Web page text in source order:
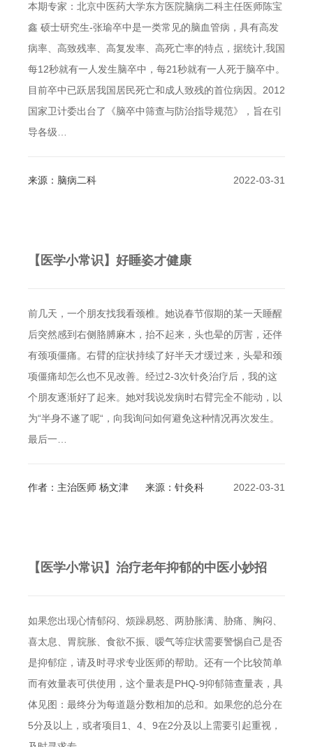
本期专家：北京中医药大学东方医院脑病二科主任医师陈宝
鑫 硕士研究生-张瑜卒中是一类常见的脑血管病，具有高发
病率、高致残率、高复发率、高死亡率的特点，据统计,我国
每12秒就有一人发生脑卒中，每21秒就有一人死于脑卒中。
目前卒中已跃居我国居民死亡和成人致残的首位病因。2012
国家卫计委出台了《脑卒中筛查与防治指导规范》，旨在引
导各级…
2022-03-31
来源：脑病二科
【医学小常识】好睡姿才健康
前几天，一个朋友找我看颈椎。她说春节假期的某一天睡醒
后突然感到右侧胳膊麻木，抬不起来，头也晕的厉害，还伴
有颈项僵痛。右臂的症状持续了好半天才缓过来，头晕和颈
项僵痛却怎么也不见改善。经过2-3次针灸治疗后，我的这
个朋友逐渐好了起来。她对我说发病时右臂完全不能动，以
为“半身不遂了呢“，向我询问如何避免这种情况再次发生。
最后一…
2022-03-31
作者：主治医师 杨文津 来源：针灸科
【医学小常识】治疗老年抑郁的中医小妙招
如果您出现心情郁闷、烦躁易怒、两胁胀满、胁痛、胸闷、
喜太息、胃脘胀、食欲不振、嗳气等症状需要警惕自己是否
是抑郁症，请及时寻求专业医师的帮助。还有一个比较简单
而有效量表可供使用，这个量表是PHQ-9抑郁筛查量表，具
体见图：最终分为每道题分数相加的总和。如果您的总分在
5分及以上，或者项目1、4、9在2分及以上需要引起重视，